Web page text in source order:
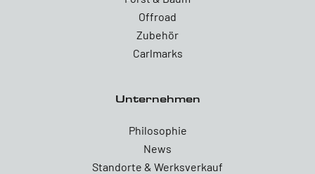
Offroad
Zubehör
Carlmarks
Unternehmen
Philosophie
News
Standorte & Werksverkauf